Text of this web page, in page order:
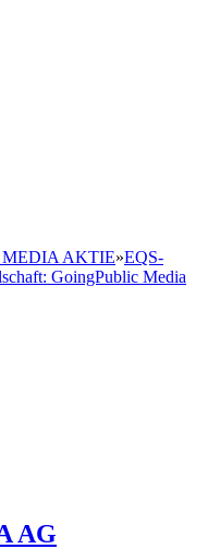
AKTIE»EQS-
GoingPublic Media
AG